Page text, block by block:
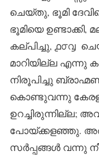
ചെയ്തു, ഭൂമി
ഭൂമിയെ
കല്പിച്ചു, ൧൦൮
മാറിയില്ല എന്നു
നിരൂപിച്ചു
കൊണ്ടുവന്നു
ഉറച്ചിരുന്നില്ല;
പോയ്ക്കളഞ്ഞു.
സർപ്പങ്ങൾ വന്നു